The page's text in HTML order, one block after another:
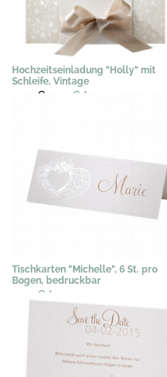
Hochzeitseinladung "Holly" mit
Schleife, Vintage
3,02 € 2,29 € *
Tischkarten "Michelle", 6 St. pro
Bogen, bedruckbar
3,07 € *